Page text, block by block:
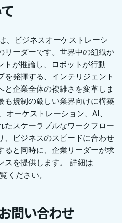
、ビジネスオーケストレーシ
リーダーです。世界中の組織か
トが推論し、ロボットが行動
を発揮する、インテリジェント
と企業全体の複雑さを変革しま
も規制の厳しい業界向けに構築
ーケストレーション、AI、
たスケーラブルなワークフロー
、ビジネスのスピードに合わせ
ると同時に、企業リーダーが求
スを提供します。 詳細は
ください。
問い合わせ